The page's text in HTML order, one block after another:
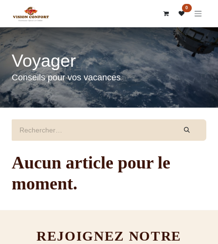
0
Voyager
Conseils pour vos vacances
Aucun article pour le
moment.
REJOIGNEZ NOTRE